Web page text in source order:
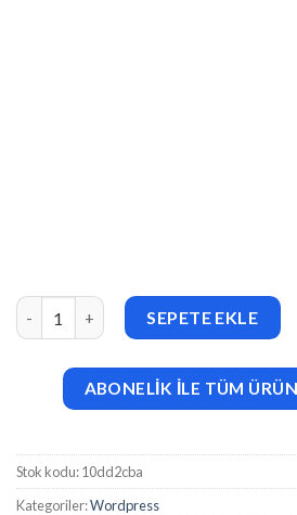
BWL Poll Manager v1.0.9 adet
SEPETE EKLE
ABONELİK İLE TÜM
Stok kodu:10dd2cba
Kategoriler:Wordpress